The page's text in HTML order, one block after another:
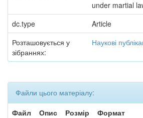
under martial
dc.type
Article
Розташовується у
зібраннях:
Наукові
Файли цього матеріалу:
Файл
Опис Розмір
Формат